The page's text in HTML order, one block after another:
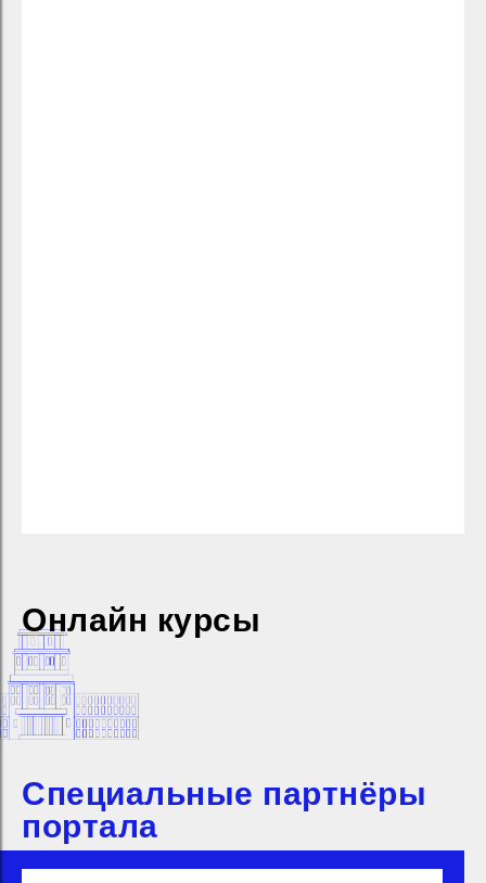
Онлайн курсы
Специальные партнёры
портала